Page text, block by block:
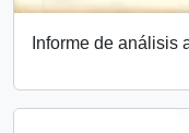
Informe de análisis